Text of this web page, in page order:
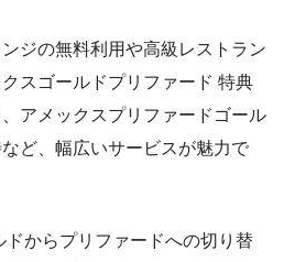
ジの無料利用や高級レストラン
スゴールドプリファード 特典
アメックスプリファードゴール
ど、幅広いサービスが魅力で
ドからプリファードへの切り替